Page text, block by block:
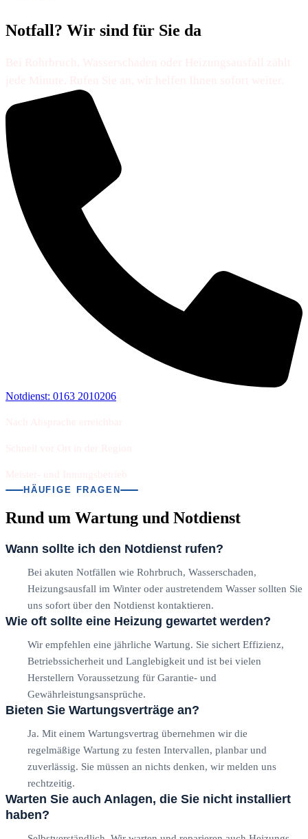
Notfall? Wir sind für Sie da
Notdienst: 0163 2010206
HÄUFIGE FRAGEN
Rund um Wartung und Notdienst
Wann sollte ich den Notdienst rufen?
Bei akuten Notfällen wie Rohrbruch, Wasserschaden,
Heizungsausfall im Winter oder austretendem Wasser sollten Sie
uns sofort über den Notdienst kontaktieren.
Wie oft sollte eine Heizung gewartet werden?
Wir empfehlen eine jährliche Wartung. Sie sichert Effizienz,
Betriebssicherheit und Langlebigkeit und ist bei vielen
Herstellern Voraussetzung für Garantie- und
Gewährleistungsansprüche.
Bieten Sie Wartungsverträge an?
Ja. Mit einem Wartungsvertrag übernehmen wir die
regelmäßige Wartung zu festen Intervallen, planbar und
zuverlässig. Sie müssen an nichts denken, wir melden uns
rechtzeitig.
Warten Sie auch Anlagen, die Sie nicht installiert
haben?